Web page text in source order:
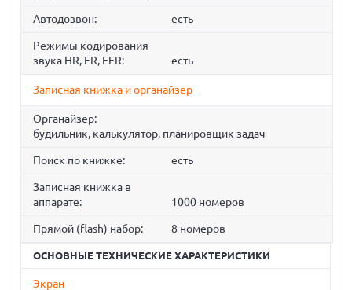
Автодозвон: есть
Режимы кодирования
звука HR, FR, EFR:
есть
Записная книжка и органайзер
Органайзер:
будильник, калькулятор, планировщик задач
Поиск по книжке: есть
Записная книжка в
аппарате:
1000 номеров
Прямой (flash) набор: 8 номеров
ОСНОВНЫЕ ТЕХНИЧЕСКИЕ ХАРАКТЕРИСТИКИ
Экран